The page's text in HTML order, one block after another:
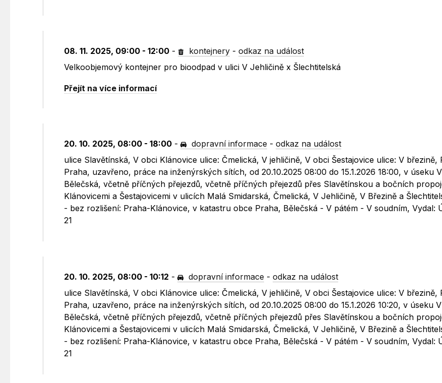
08. 11. 2025, 09:00 - 12:00 - kontejnery -odkaz na událost
Velkoobjemový kontejner pro bioodpad v ulici V Jehličině x Šlechtitelská
Přejít na více informací
20. 10. 2025, 08:00 - 18:00 - dopravní informace -odkaz na událost
ulice Slavětínská, V obci Klánovice ulice: Čmelická, V jehličině, V obci Šestajovice ulice: V březině,
Praha, uzavřeno, práce na inženýrských sítích, od 20.10.2025 08:00 do 15.1.2026 18:00, v úseku
Bělečská, včetně příčných přejezdů, včetně příčných přejezdů přes Slavětínskou a bočních
Klánovicemi a Šestajovicemi v ulicích Malá Smidarská, Čmelická, V Jehličině, V Březině a
- bez rozlišení: Praha-Klánovice, v katastru obce Praha, Bělečská - V pátém - V soudním, Vydal:
21
20. 10. 2025, 08:00 - 10:12 - dopravní informace -odkaz na událost
ulice Slavětínská, V obci Klánovice ulice: Čmelická, V jehličině, V obci Šestajovice ulice: V březině,
Praha, uzavřeno, práce na inženýrských sítích, od 20.10.2025 08:00 do 15.1.2026 10:20, v úseku
Bělečská, včetně příčných přejezdů, včetně příčných přejezdů přes Slavětínskou a bočních
Klánovicemi a Šestajovicemi v ulicích Malá Smidarská, Čmelická, V Jehličině, V Březině a
- bez rozlišení: Praha-Klánovice, v katastru obce Praha, Bělečská - V pátém - V soudním, Vydal:
21